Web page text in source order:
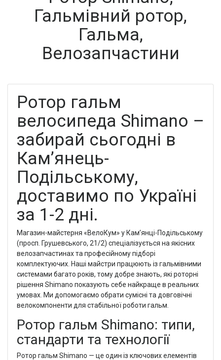
Гальмівний ротор,
Гальма,
Велозапчастини
Ротор гальм
велосипеда Shimano –
забирай сьогодні в
Кам’янець-
Подільському,
доставимо по Україні
за 1-2 дні.
Магазин-майстерня «ВелоКум» у Кам’янці-Подільському
(просп. Грушевського, 21/2) спеціалізується на якісних
велозапчастинах та професійному підборі
комплектуючих. Наші майстри працюють із гальмівними
системами багато років, тому добре знають, які роторні
рішення Shimano показують себе найкраще в реальних
умовах. Ми допомогаємо обрати сумісні та довговічні
велокомпоненти для стабільної роботи гальм.
Ротор гальм Shimano: типи,
стандарти та технології
Ротор гальм Shimano — це один із ключових елементів